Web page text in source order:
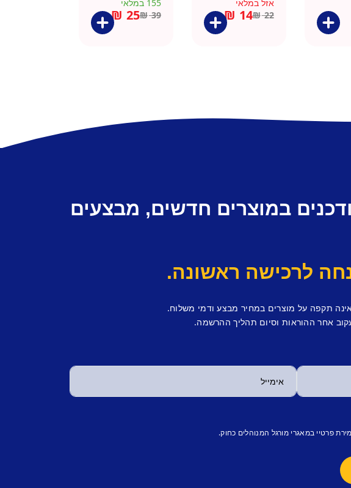
אזל במלאי
₪22
₪ 14
– כסוף קלאסי
155 במלאי
₪39
₪ 25
במוצרים חדשים, מבצעים
תקפה על מוצרים במחיר מבצע ודמי משלוח.
אחר ההוראות וסיום תהליך ההרשמה.
פרטיי במאגרי מורגל המנוהלים כחוק.